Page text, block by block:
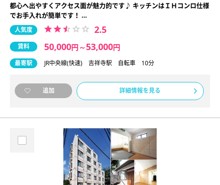
都心へ出やすくアクセス面が魅力的です♪ キッチンはＩＨコンロ仕様
でお手入れが簡単です！ …
人気度 2.5
賃料 50,000円 ～53,000円
最寄駅 JR中央線(快速) 吉祥寺駅 自転車 10分
追加 詳細情報を見る